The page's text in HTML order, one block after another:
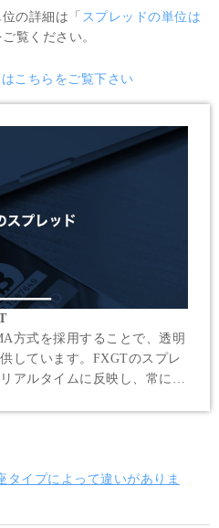
の詳細は「 スプレッドの単位は
ご覧ください。
こちらをご覧下さい
方式を採用することで、透明
しています。FXGTのスプレ
アルタイムに反映し、常に最
タイプによって違いがありま